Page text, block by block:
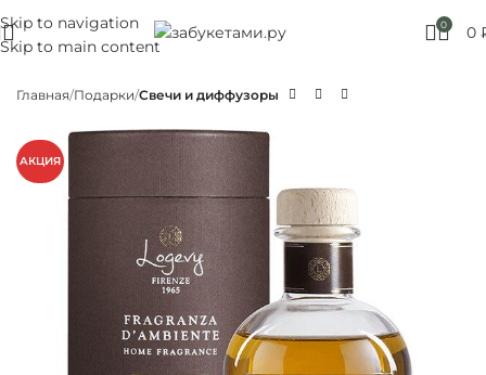
Skip to navigation
Skip to main content
0 0
Главная Подарки Свечи и диффузоры
АКЦИЯ
Москве! Выбирайте!